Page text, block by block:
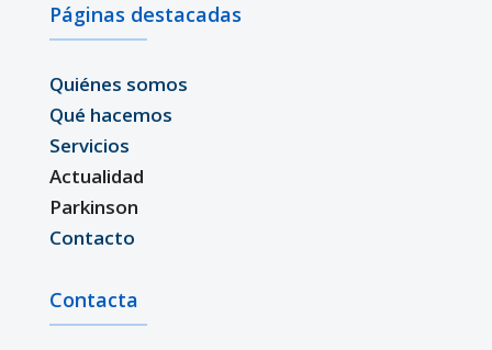
Páginas destacadas
Quiénes somos
Qué hacemos
Servicios
Actualidad
Parkinson
Contacto
Contacta